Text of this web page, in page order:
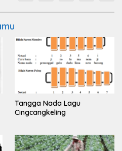
Tangga Nada Lagu
Cingcangkeling